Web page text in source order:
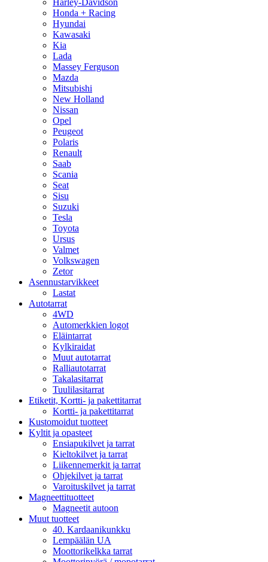
Harley-Davidson
Honda + Racing
Hyundai
Kawasaki
Kia
Lada
Massey Ferguson
Mazda
Mitsubishi
New Holland
Nissan
Opel
Peugeot
Polaris
Renault
Saab
Scania
Seat
Sisu
Suzuki
Tesla
Toyota
Ursus
Valmet
Volkswagen
Zetor
Asennustarvikkeet
Lastat
Autotarrat
4WD
Automerkkien logot
Eläintarrat
Kylkiraidat
Muut autotarrat
Ralliautotarrat
Takalasitarrat
Tuulilasitarrat
Etiketit, Kortti- ja pakettitarrat
Kortti- ja pakettitarrat
Kustomoidut tuotteet
Kyltit ja opasteet
Ensiapukilvet ja tarrat
Kieltokilvet ja tarrat
Liikennemerkit ja tarrat
Ohjekilvet ja tarrat
Varoituskilvet ja tarrat
Magneettituotteet
Magneetit autoon
Muut tuotteet
40. Kardaanikunkku
Lempäälän UA
Moottorikelkka tarrat